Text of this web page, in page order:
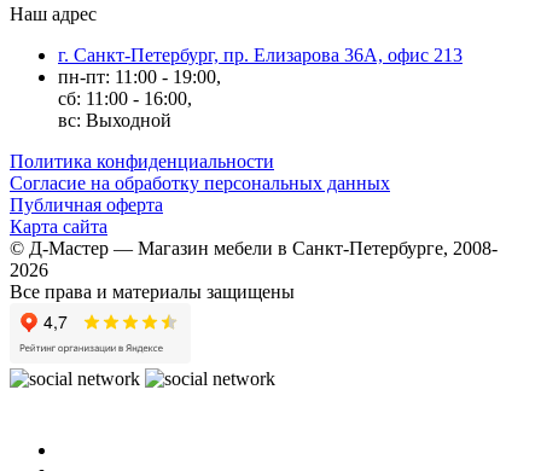
Наш адрес
г. Санкт-Петербург, пр. Елизарова 36А, офис 213
пн-пт: 11:00 - 19:00,
сб: 11:00 - 16:00,
вс: Выходной
Политика конфиденциальности
Согласие на обработку персональных данных
Публичная оферта
Карта сайта
© Д-Мастер — Магазин мебели в Санкт-Петербурге, 2008-
2026
Все права и материалы защищены